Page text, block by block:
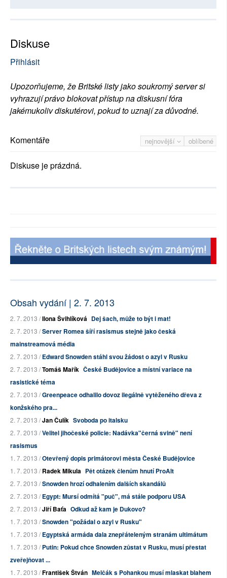
Diskuse
Přihlásit
Upozorňujeme, že Britské listy jako soukromý server si
vyhrazují právo blokovat přístup na diskusní fóra
jakémukoliv diskutérovi, pokud to uznají za důvodné.
nejnovější oblíbené
Komentáře
Diskuse je prázdná.
Obsah vydání | 2. 7. 2013
2. 7. 2013 /Ilona Švihlíková Dej šach, může to být i mat!
2. 7. 2013 /Server Romea šíří rasismus stejně jako česká
mainstreamová média
2. 7. 2013 /Edward Snowden stáhl svou žádost o azyl v Rusku
2. 7. 2013 /Tomáš Mařík České Budějovice a místní variace na
rasistické téma
2. 7. 2013 /Greenpeace odhalilo dovoz ilegálně vytěženého dřeva z
konžského pra...
2. 7. 2013 /Jan Čulík Svoboda po italsku
2. 7. 2013 /Velitel jihočeské policie: Nadávka"černá svině" není
rasismus
1. 7. 2013 /Otevřený dopis primátorovi města České Budějovice
1. 7. 2013 /Radek Mikula Pět otázek členům hnutí ProAlt
2. 7. 2013 /Snowden hrozí odhalením dalších skandálů
2. 7. 2013 /Egypt: Mursí odmítá "puč", má stále podporu USA
2. 7. 2013 /Jiří Baťa Odkud až kam je Dukovo?
1. 7. 2013 /Snowden "požádal o azyl v Rusku"
1. 7. 2013 /Egyptská armáda dala znepřáteleným stranám ultimátum
1. 7. 2013 /Putin: Pokud chce Snowden zůstat v Rusku, musí přestat
zveřejňovat ...
1. 7. 2013 /František Štván Melčák s Pohankou musí mlaskat blahem